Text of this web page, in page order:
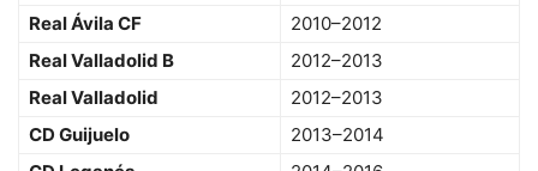
Real Ávila CF
2010–2012
Real Valladolid B
2012–2013
Real Valladolid
2012–2013
CD Guijuelo
2013–2014